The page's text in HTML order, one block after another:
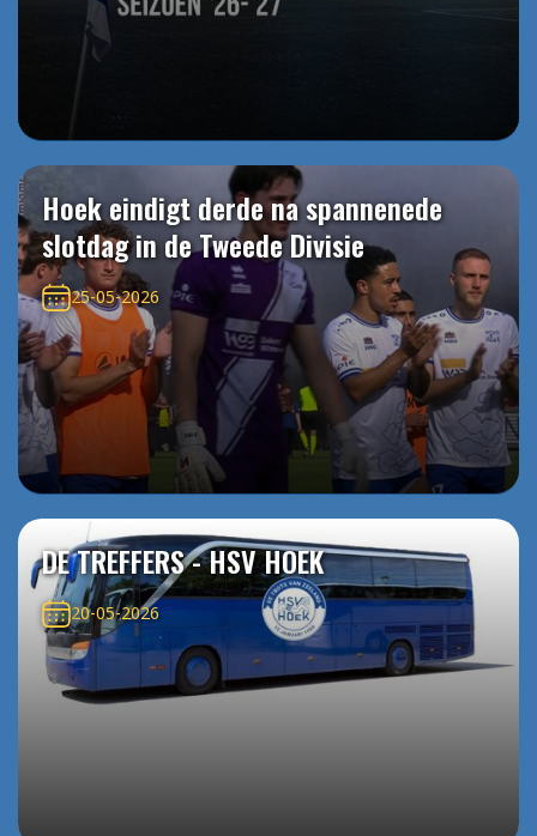
Hoek eindigt derde na spannenede
slotdag in de Tweede Divisie
25-05-2026
DE TREFFERS - HSV HOEK
20-05-2026